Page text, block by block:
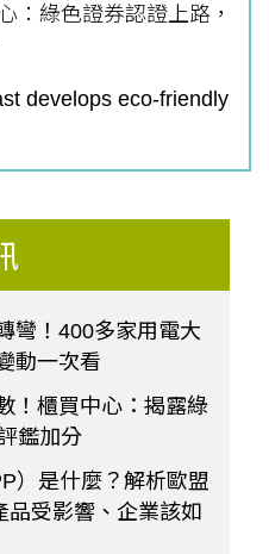
：綠色證券認證上路，
develops eco-friendly
彎！400多家用電大
動一次看
！櫃買中心：揭露綠
鑑加分
）是什麼？解析歐盟
品受影響、企業該如